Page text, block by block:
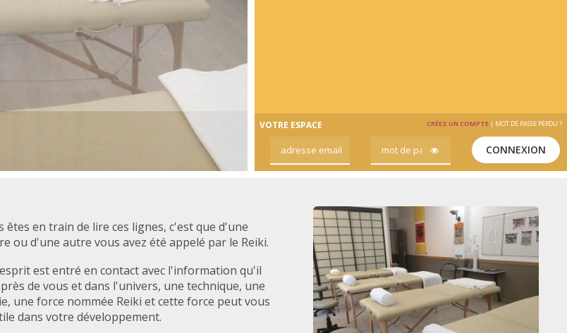
VOTRE ESPACE CRÉEZ UN COMPTE | MOT DE PASSE PERDU ?
CONNEXION
êtes en train de lire ces lignes, c'est que d'une
ou d'une autre vous avez été appelé par le Reiki.
est entré en contact avec l'information qu'il
de vous et dans l'univers, une technique, une
une force nommée Reiki et cette force peut vous
dans votre développement.